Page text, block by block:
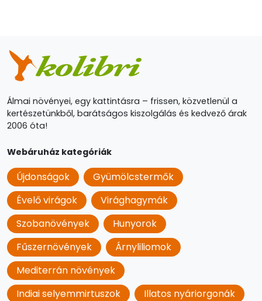
Álmai növényei, egy kattintásra – frissen, közvetlenül a
kertészetünkből, barátságos kiszolgálás és kedvező árak
2006 óta!
Webáruház kategóriák
Újdonságok
Gyümölcstermők
Évelő virágok
Virághagymák
Szobanövények
Hunyorok
Fűszernövények
Árnyliliomok
Mediterrán növények
Indiai selyemmirtuszok
Illatos nyáriorgonák